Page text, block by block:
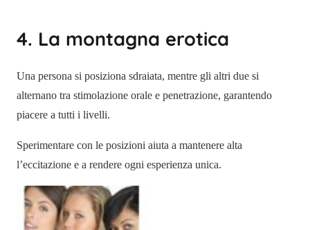
4. La montagna erotica
Una persona si posiziona sdraiata, mentre gli altri due si
alternano tra stimolazione orale e penetrazione, garantendo
piacere a tutti i livelli.
Sperimentare con le posizioni aiuta a mantenere alta
l’eccitazione e a rendere ogni esperienza unica.